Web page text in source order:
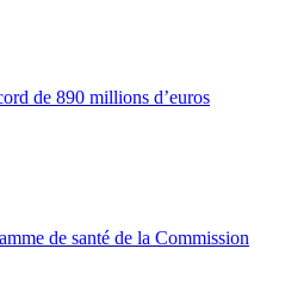
de 890 millions d’euros
de santé de la Commission